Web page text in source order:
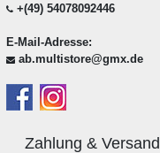
+(49) 54078092446
E-Mail-Adresse:
ab.multistore@gmx.de
Zahlung & Versand